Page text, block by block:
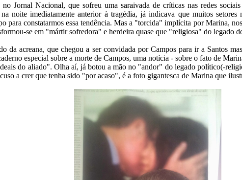
Jornal Nacional, que sofreu uma saraivada de críticas nas redes
noite imediatamente anterior à tragédia, já indicava que muitos
para constatarmos essa tendência. Mas a "torcida" implícita por Marina,
se em "mártir sofredora" e herdeira quase que "religiosa" do legado
da acreana, que chegou a ser convidada por Campos para ir a Santos
especial sobre a morte de Campos, uma notícia - sobre o fato de
do aliado". Olha aí, já botou a mão no "andor" do legado político(-
a crer que tenha sido "por acaso", é a foto gigantesca de Marina que